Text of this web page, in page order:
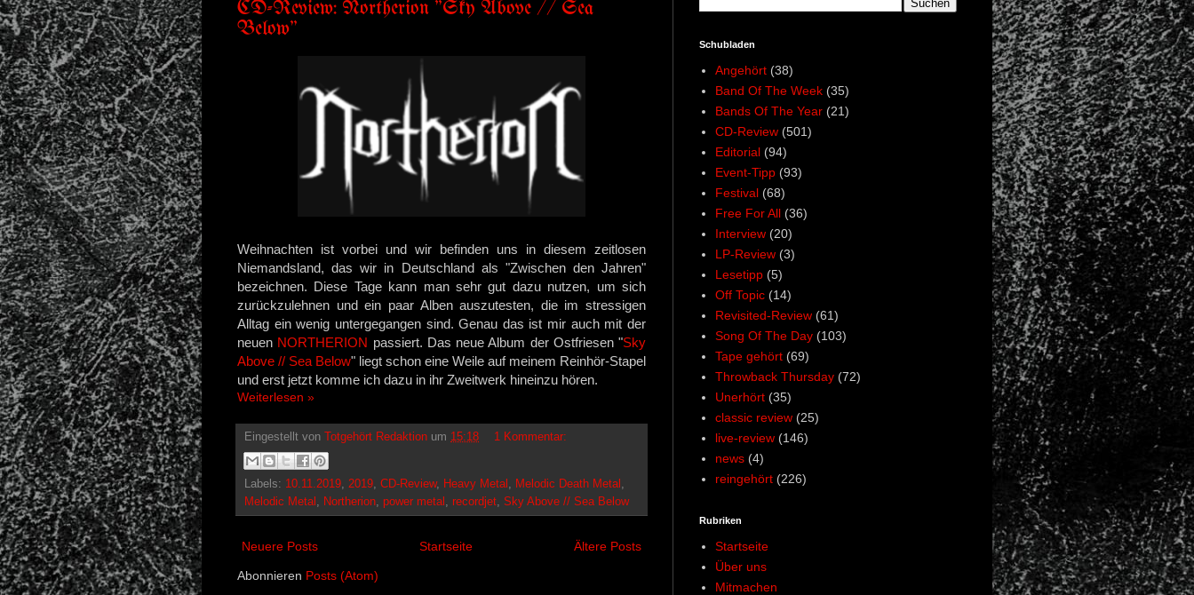
CD-Review: Northerion "Sky Above // Sea
Below"
Weihnachten ist vorbei und wir befinden uns in diesem zeitlosen
Niemandsland, das wir in Deutschland als "Zwischen den Jahren"
bezeichnen. Diese Tage kann man sehr gut dazu nutzen, um sich
zurückzulehnen und ein paar Alben auszutesten, die im stressigen
Alltag ein wenig untergegangen sind. Genau das ist mir auch mit der
neuen NORTHERION passiert. Das neue Album der Ostfriesen "Sky
Above // Sea Below" liegt schon eine Weile auf meinem Reinhör-Stapel
und erst jetzt komme ich dazu in ihr Zweitwerk hineinzu hören.
Weiterlesen »
Eingestellt von Totgehört Redaktion um 15:18 1 Kommentar:
Labels: 10.11.2019 2019 CD-Review, Heavy Metal Melodic Death Metal
Melodic Metal
Northerion power metal recordjet Sky Above // Sea Below
Neuere Posts Ältere Posts
Startseite
Abonnieren Posts (Atom)
Schubladen
Angehört (38)
Band Of The Week (35)
Bands Of The Year (21)
CD-Review (501)
Editorial (94)
Event-Tipp (93)
Festival (68)
Free For All (36)
Interview (20)
LP-Review (3)
Lesetipp (5)
Off Topic (14)
Revisited-Review (61)
Song Of The Day (103)
Tape gehört (69)
Throwback Thursday (72)
Unerhört (35)
classic review (25)
live-review (146)
news (4)
reingehört (226)
Rubriken
Startseite
Über uns
Mitmachen